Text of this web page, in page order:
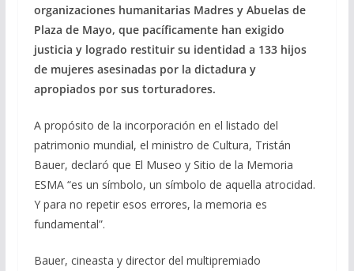
organizaciones humanitarias Madres y Abuelas de
Plaza de Mayo, que pacíficamente han exigido
justicia y logrado restituir su identidad a 133 hijos
de mujeres asesinadas por la dictadura y
apropiados por sus torturadores.
A propósito de la incorporación en el listado del
patrimonio mundial, el ministro de Cultura, Tristán
Bauer, declaró que El Museo y Sitio de la Memoria
ESMA “es un símbolo, un símbolo de aquella atrocidad.
Y para no repetir esos errores, la memoria es
fundamental”.
Bauer, cineasta y director del multipremiado